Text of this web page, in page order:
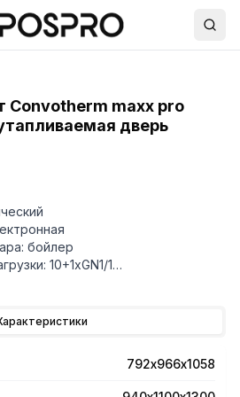
Convotherm maxx pro
дверь
бойлер
10+1хGN1/1
67 мм
99 до 9 шагов в
ConvoClean
792х966х1058